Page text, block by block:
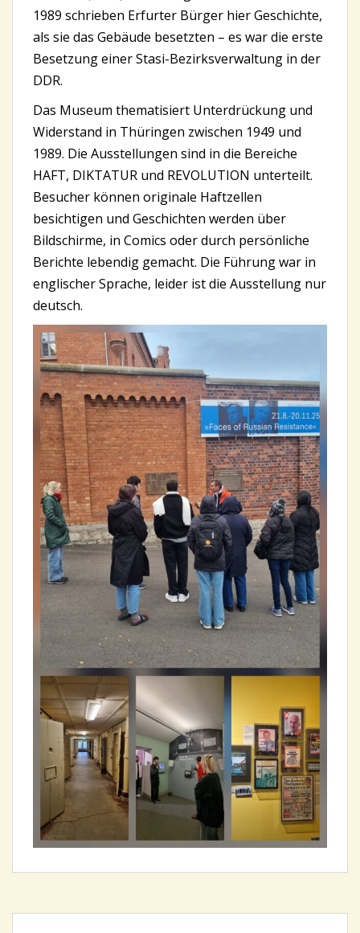
1989 schrieben Erfurter Bürger hier Geschichte,
als sie das Gebäude besetzten – es war die erste
Besetzung einer Stasi-Bezirksverwaltung in der
DDR.
Das Museum thematisiert Unterdrückung und
Widerstand in Thüringen zwischen 1949 und
1989. Die Ausstellungen sind in die Bereiche
HAFT, DIKTATUR und REVOLUTION unterteilt.
Besucher können originale Haftzellen
besichtigen und Geschichten werden über
Bildschirme, in Comics oder durch persönliche
Berichte lebendig gemacht. Die Führung war in
englischer Sprache, leider ist die Ausstellung nur
deutsch.